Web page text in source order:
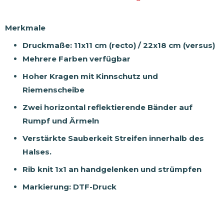
Merkmale
Druckmaße: 11x11 cm (recto) / 22x18 cm (versus)
Mehrere Farben verfügbar
Hoher Kragen mit Kinnschutz und
Riemenscheibe
Zwei horizontal reflektierende Bänder auf
Rumpf und Ärmeln
Verstärkte Sauberkeit Streifen innerhalb des
Halses.
Rib knit 1x1 an handgelenken und strümpfen
Markierung: DTF-Druck